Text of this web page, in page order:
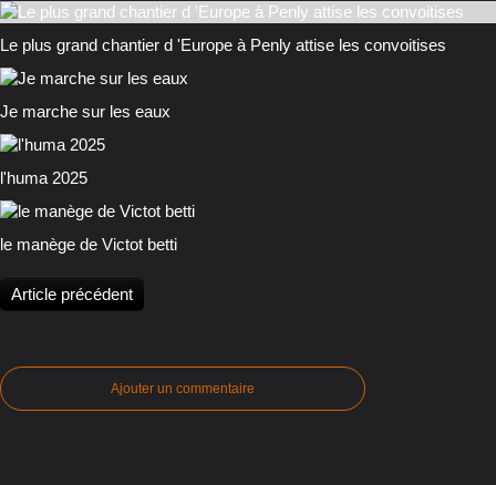
Le plus grand chantier d 'Europe à Penly attise les convoitises
Je marche sur les eaux
l'huma 2025
le manège de Victot betti
Article précédent
Ajouter un commentaire